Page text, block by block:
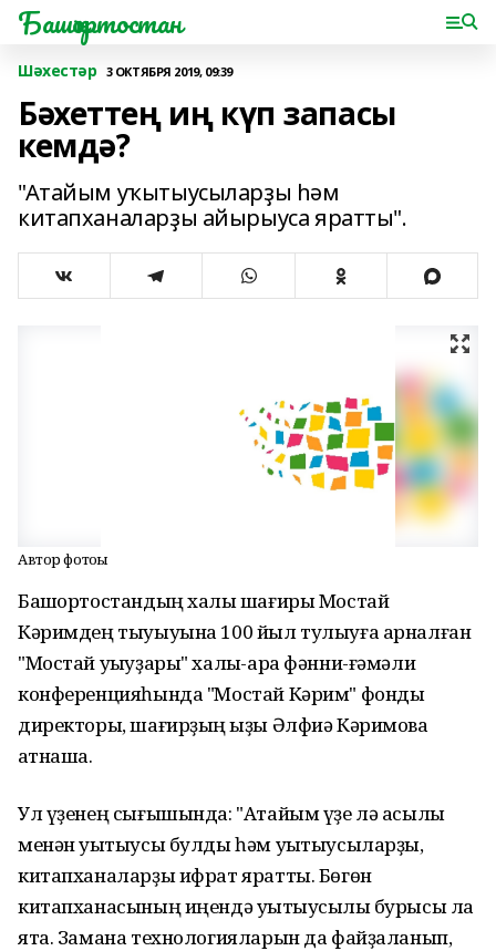
Башҡортостан
Шәхестәр 3 ОКТЯБРЯ 2019, 09:39
Бәхеттең иң күп запасы
кемдә?
"Атайым уҡытыусыларҙы һәм
китапханаларҙы айырыуса яратты".
Автор фотоһы
Башҡортостандың халыҡ шағиры Мостай
Кәримдең тыуыуына 100 йыл тулыуға арналған
"Мостай уҡыуҙары" халыҡ-ара фәнни-ғәмәли
конференцияһында "Мостай Кәрим" фонды
директоры, шағирҙың ҡыҙы Әлфиә Кәримова
ҡатнаша.
Ул үҙенең сығышында: "Атайым үҙе лә асылы
менән уҡытыусы булды һәм уҡытыусыларҙы,
китапханаларҙы ифрат яратты. Бөгөн
китапханасының иңендә уҡытыусылыҡ бурысы ла
ята. Замана технологияларын да файҙаланып,